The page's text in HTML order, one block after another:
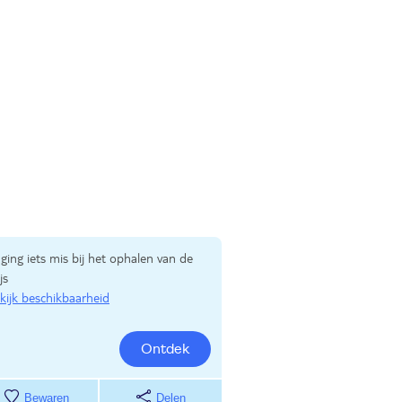
iets mis bij het ophalen van de
beschikbaarheid
Ontdek
Bewaren Delen